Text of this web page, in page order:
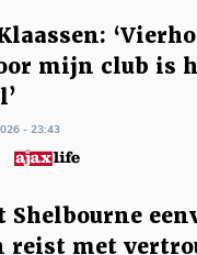
mijn club is
- 23:43
Shelbourne
reist met